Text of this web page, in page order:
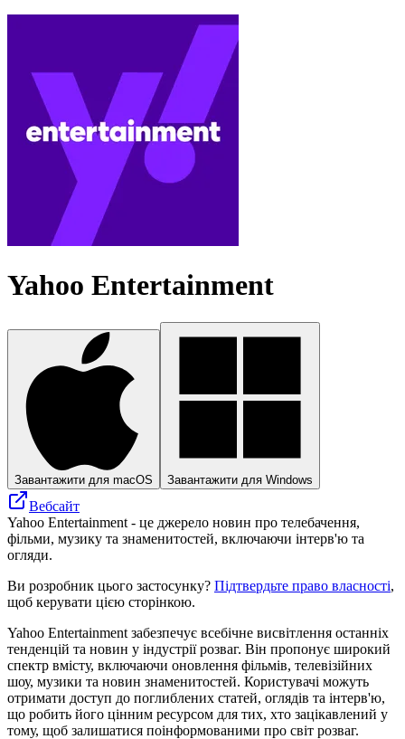
Yahoo Entertainment
Завантажити для macOS Завантажити для Windows
Вебсайт
Yahoo Entertainment - це джерело новин про телебачення,
фільми, музику та знаменитостей, включаючи інтерв'ю та
огляди.
Ви розробник цього застосунку? Підтвердьте право власності,
щоб керувати цією сторінкою.
Yahoo Entertainment забезпечує всебічне висвітлення останніх
тенденцій та новин у індустрії розваг. Він пропонує широкий
спектр вмісту, включаючи оновлення фільмів, телевізійних
шоу, музики та новин знаменитостей. Користувачі можуть
отримати доступ до поглиблених статей, оглядів та інтерв'ю,
що робить його цінним ресурсом для тих, хто зацікавлений у
тому, щоб залишатися поінформованими про світ розваг.